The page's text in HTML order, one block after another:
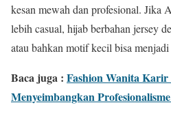
kesan mewah dan profesional. Jika
lebih casual, hijab berbahan jersey
atau bahkan motif kecil bisa
Baca juga : Fashion Wanita
Menyeimbangkan